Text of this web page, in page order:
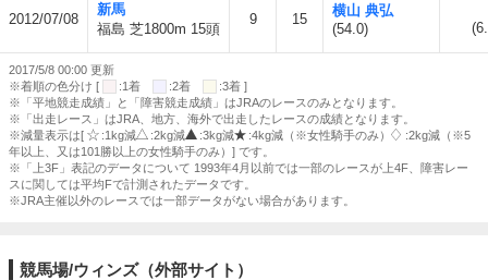
2012/07/08
新馬
福島 芝1800m 15頭
9 15
横山 典弘
(54.0)
2017/5/8 00:00 更新
※着順の色分け [
:1着 :2着
:3着 ]
※「平地競走成績」と「障害競走成績」はJRAのレースのみとなります。
※「出走レース」はJRA、地方、海外で出走したレースの成績となります。
※減量表示は[
:1kg減 :2kg減 :3kg減 :4kg減（※女性騎手のみ）
:2kg減（※5
年以上、又は101勝以上の女性騎手のみ）] です。
※「上3F」表記のデータについて 1993年4月以前では一部のレースが上4F、障害レー
スに関しては平均Fで計測されたデータです。
※JRA主催以外のレースでは一部データがない場合があります。
競馬場/ウィンズ（外部サイト）